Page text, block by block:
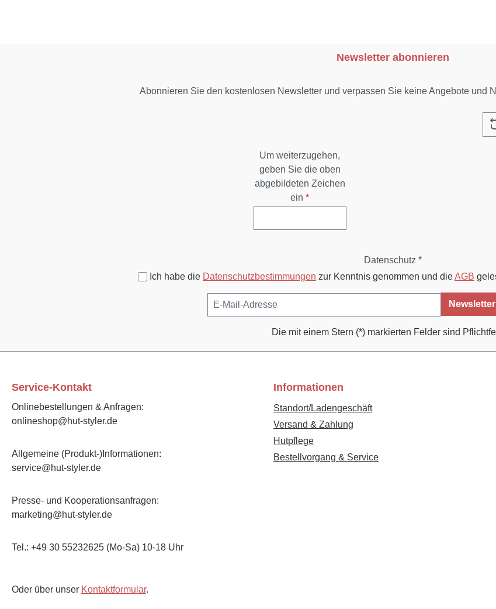
Newsletter abonnieren
Abonnieren Sie den kostenlosen Newsletter und verpassen Sie keine Angebote und
Um weiterzugehen,
geben Sie die oben
abgebildeten Zeichen
ein*
Datenschutz *
Ich habe die Datenschutzbestimmungen zur Kenntnis genommen und dieAGB
Die mit einem Stern (*) markierten Felder sind
Service-Kontakt
Onlinebestellungen & Anfragen:
onlineshop@hut-styler.de
Allgemeine (Produkt-)Informationen:
service@hut-styler.de
Presse- und Kooperationsanfragen:
marketing@hut-styler.de
Tel.: +49 30 55232625 (Mo-Sa) 10-18 Uhr
Oder über unser Kontaktformular.
Informationen
Standort/Ladengeschäft
Versand & Zahlung
Hutpflege
Bestellvorgang & Service